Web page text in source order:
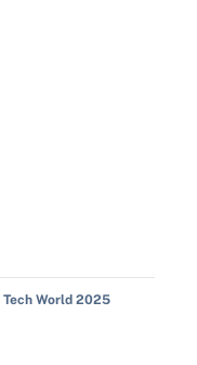
World 2025